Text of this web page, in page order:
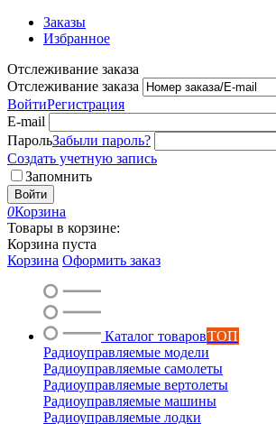
Заказы
Избранное
Отслеживание заказа
Отслеживание заказа
ВойтиРегистрация
E-mail
ПарольЗабыли пароль?
Создать учетную запись
Запомнить
Войти
0Корзина
Товары в корзине:
Корзина пуста
Корзина Оформить заказ
Каталог товаровТОП
Радиоуправляемые модели
Радиоуправляемые самолеты
Радиоуправляемые вертолеты
Радиоуправляемые машины
Радиоуправляемые лодки